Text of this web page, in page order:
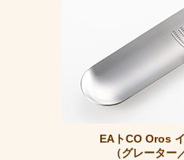
EAトCO Oros
（グレーター